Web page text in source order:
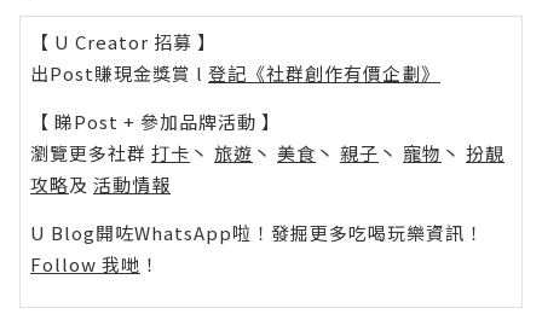
【 U Creator 招募 】
出Post賺現金獎賞 l 登記《社群創作有價企劃》
【 睇Post + 參加品牌活動 】
瀏覽更多社群 打卡 丶 旅遊 丶 美食 丶 親子 丶 寵物 丶 扮靚
攻略及 活動情報
U Blog開咗WhatsApp啦！發掘更多吃喝玩樂資訊！
Follow 我哋 ！